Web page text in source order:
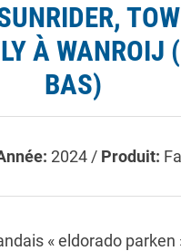
À WANROIJ
BAS)
2024 / Produit:
« eldorado parken